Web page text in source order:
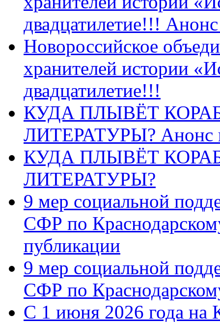
двадцатилетие!!!
Новороссийское
хранителей истории
двадцатилетие!!!
КУДА ПЛЫВЁТ
ЛИТЕРАТУРЫ? Анонс
КУДА ПЛЫВЁТ
ЛИТЕРАТУРЫ?
9 мер социальной
СФР по
публикации
9 мер социальной
СФР по
С 1 июня 2026 года на